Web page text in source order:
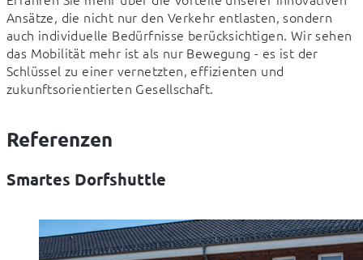
Ansätze, die nicht nur den Verkehr entlasten, sondern
auch individuelle Bedürfnisse berücksichtigen. Wir sehen
das Mobilität mehr ist als nur Bewegung - es ist der
Schlüssel zu einer vernetzten, effizienten und
zukunftsorientierten Gesellschaft.
Referenzen
Smartes Dorfshuttle